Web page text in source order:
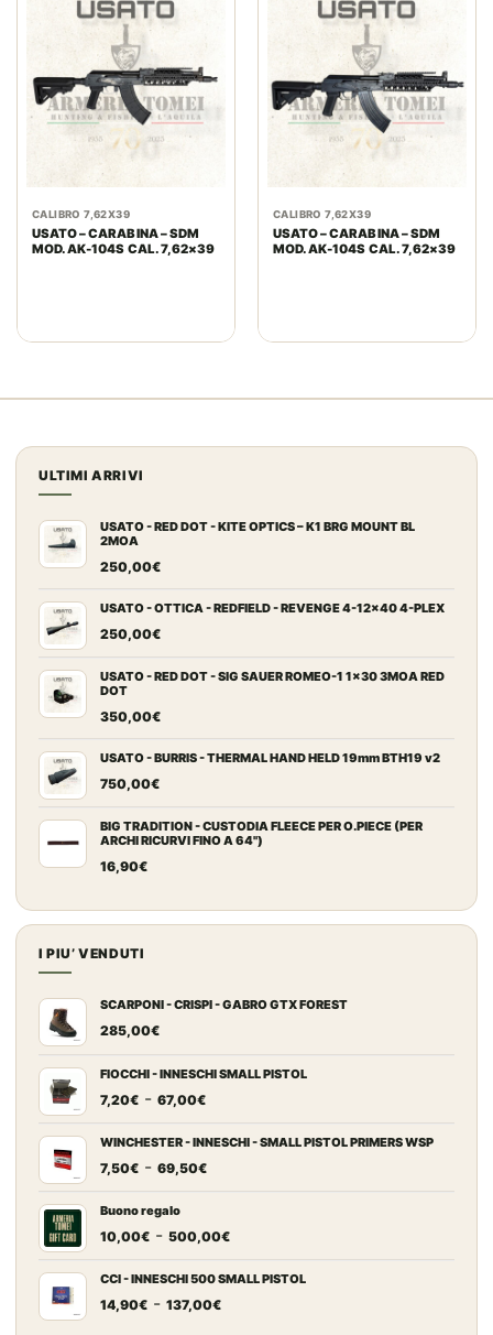
CALIBRO 7,62X39
USATO – CARABINA – SDM
MOD. AK-104S CAL. 7,62×39
CALIBRO 7,62X39
USATO – CARABINA – SDM
MOD. AK-104S CAL. 7,62×39
ULTIMI ARRIVI
USATO - RED DOT - KITE OPTICS – K1 BRG MOUNT BL
2MOA
250,00€
USATO - OTTICA - REDFIELD - REVENGE 4-12x40 4-PLEX
250,00€
USATO - RED DOT - SIG SAUER ROMEO-1 1x30 3MOA RED
DOT
350,00€
USATO - BURRIS - THERMAL HAND HELD 19mm BTH19 v2
750,00€
BIG TRADITION - CUSTODIA FLEECE PER O.PIECE (PER
ARCHI RICURVI FINO A 64")
16,90€
I PIU’ VENDUTI
SCARPONI - CRISPI - GABRO GTX FOREST
285,00€
FIOCCHI - INNESCHI SMALL PISTOL
7,20€ - 67,00€Fascia
prezzo:
da
67,00€
WINCHESTER - INNESCHI - SMALL PISTOL PRIMERS WSP
7,50€ - 69,50€Fascia
da
a
69,50€
Buono regalo
10,00€ - 500,00€Fascia
prezzo:
CCI - INNESCHI 500 SMALL PISTOL
14,90€ - 137,00€Fascia